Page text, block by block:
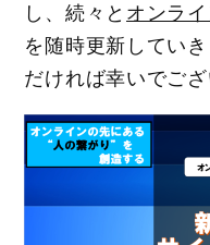
し、続々と オンラ
を随時更新してい
だければ幸いでござ